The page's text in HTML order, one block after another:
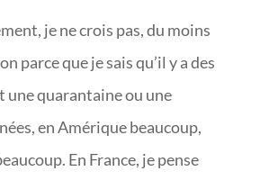
je ne crois pas, du moins
parce que je sais qu’il y a des
une quarantaine ou une
en Amérique beaucoup,
En France, je pense